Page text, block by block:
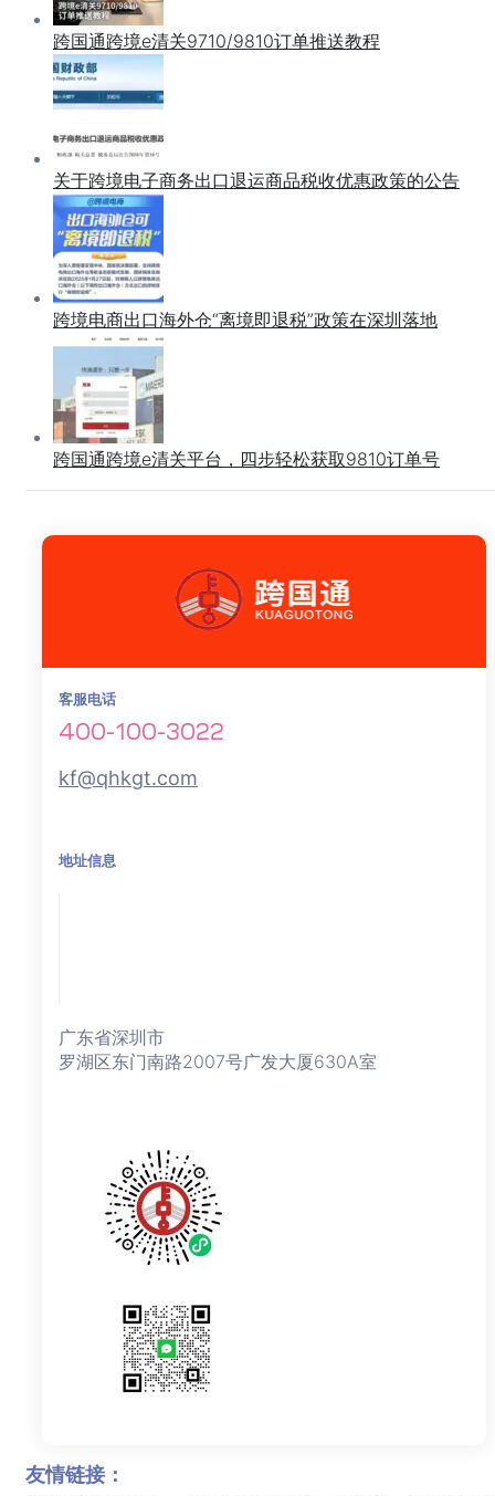
跨国通跨境e清关9710/9810订单推送教程
关于跨境电子商务出口退运商品税收优惠政策的公告
跨境电商出口海外仓“离境即退税”政策在深圳落地
跨国通跨境e清关平台，四步轻松获取9810订单号
客服电话
400-100-3022
kf@qhkgt.com
地址信息
广东省深圳市
罗湖区东门南路2007号广发大厦630A室
友情链接：